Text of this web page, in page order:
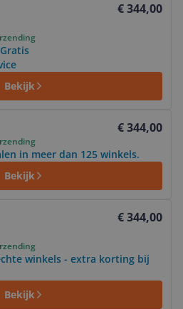
€ 344,00
Bekijk
€ 344,00
in meer dan 125 winkels.
Bekijk
€ 344,00
winkels - extra korting bij
Bekijk